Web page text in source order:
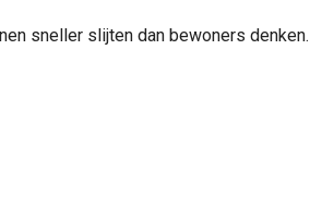
sneller slijten dan bewoners denken.